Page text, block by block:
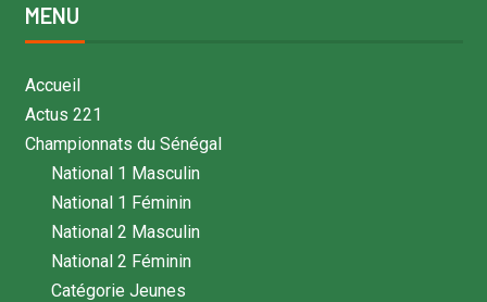
MENU
Accueil
Actus 221
Championnats du Sénégal
National 1 Masculin
National 1 Féminin
National 2 Masculin
National 2 Féminin
Catégorie Jeunes